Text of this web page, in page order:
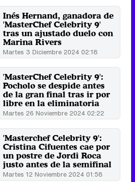
Inés Hernand, ganadora de
'MasterChef Celebrity 9'
tras un ajustado duelo con
Marina Rivers
Martes 3 Diciembre 2024 02:18
'MasterChef Celebrity 9':
Pocholo se despide antes
de la gran final tras ir por
libre en la eliminatoria
Martes 26 Noviembre 2024 02:22
'Masterchef Celebrity 9':
Cristina Cifuentes cae por
un postre de Jordi Roca
justo antes de la semifinal
Martes 12 Noviembre 2024 01:58